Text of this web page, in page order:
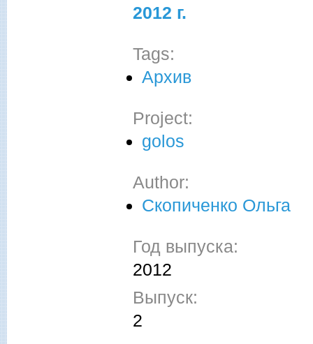
2012 г.
Tags:
Архив
Project:
golos
Author:
Скопиченко Ольга
Год выпуска:
2012
Выпуск:
2